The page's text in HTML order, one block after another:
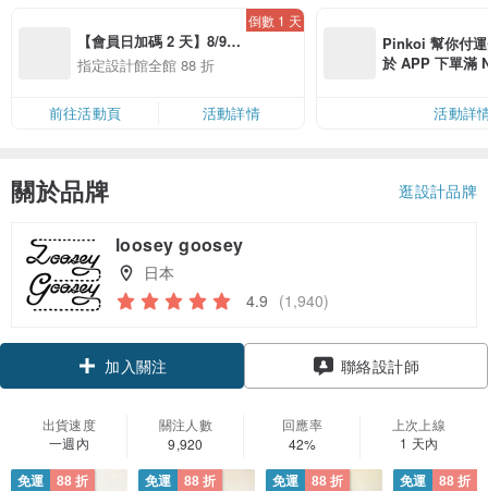
【會員日加碼 2 天】8/9-
8/10 精選設計限定 88 折
指定設計館全館 88 折
倒數 1 天
前往活動頁 活動詳情
Pinkoi 幫你付
於 APP 下單滿
活動詳
關於品牌 逛設計品牌
loosey goosey
日本
4.9 (1,940)
聯絡設計師
出貨速度
一週內
關注人數
9,920
回應率
42%
上次上線
1 天內
免運 88 折 免運 88 折 免運 88 折 免運 88 折